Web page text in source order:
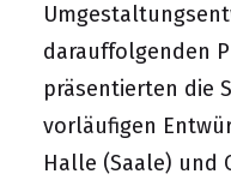
darauffolgenden
präsentierten die
vorläufigen
Halle (Saale) und